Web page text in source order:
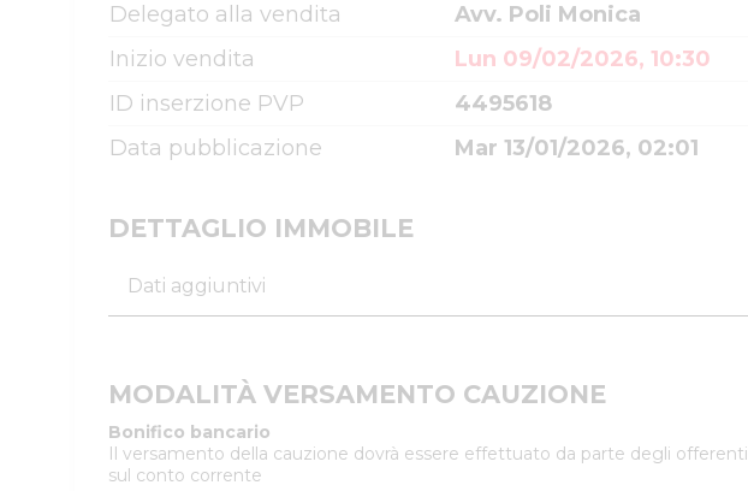
Delegato alla vendita
Avv. Poli Monica
Inizio vendita
Lun 09/02/2026, 10:30
ID inserzione PVP
4495618
Data pubblicazione
Mar 13/01/2026, 02:01
DETTAGLIO IMMOBILE
Dati aggiuntivi
MODALITÀ VERSAMENTO CAUZIONE
Bonifico bancario
Il versamento della cauzione dovrà essere effettuato da parte degli offerenti
sul conto corrente